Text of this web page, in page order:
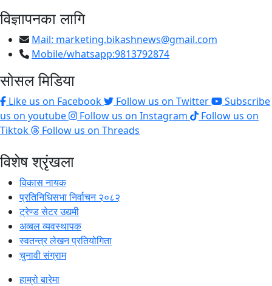
विज्ञापनका लागि
Mail: marketing.bikashnews@gmail.com
Mobile/whatsapp:9813792874
सोसल मिडिया
Like us on Facebook Follow us on Twitter
Subscribe
us on youtube
Follow us on Instagram
Follow us on
Tiktok
Follow us on Threads
विशेष श्रृंखला
विकास नायक
प्रतिनिधिसभा निर्वाचन २०८२
ट्रेण्ड सेटर उद्यमी
अव्बल व्यवस्थापक
स्वतन्त्र लेखन प्रतियोगिता
चुनावी संग्राम
हाम्रो बारेमा